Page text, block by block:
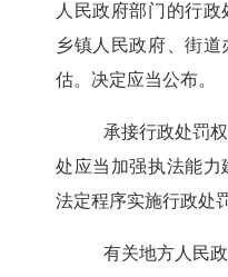
人民政府部门的行
乡镇人民政府、街
估。决定应当公布。
承接行政处罚
处应当加强执法能力
法定程序实施行政处
有关地方人民